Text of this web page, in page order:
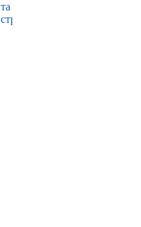
та
страхування